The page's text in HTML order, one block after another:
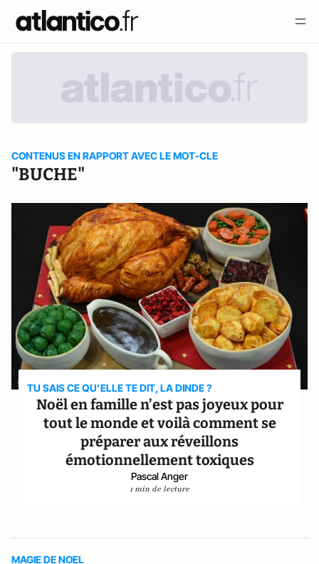
CONTENUS EN RAPPORT AVEC LE MOT-CLE
"BUCHE"
TU SAIS CE QU’ELLE TE DIT, LA DINDE ?
Noël en famille n’est pas joyeux pour
tout le monde et voilà comment se
préparer aux réveillons
émotionnellement toxiques
Pascal Anger
1 min de lecture
MAGIE DE NOEL